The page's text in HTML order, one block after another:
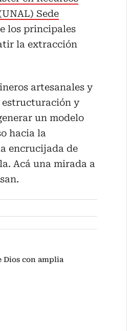
Sede
los principales
la extracción
artesanales y
estructuración y
un modelo
hacia la
encrucijada de
Acá una mirada a
Dios con amplia